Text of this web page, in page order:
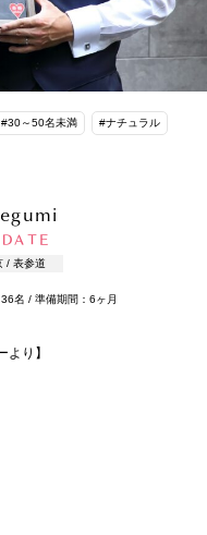
#30～50名未満 #ナチュラル
ＡＴＥ
/ 表参道
名 / 準備期間：6ヶ月
より】